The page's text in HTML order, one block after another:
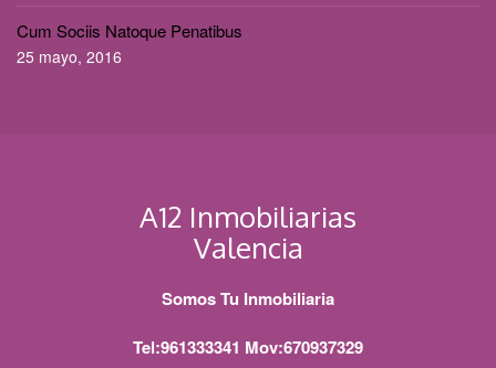
Cum Sociis Natoque Penatibus
25 mayo, 2016
A12 Inmobiliarias
Valencia
Somos Tu Inmobiliaria
Tel:961333341 Mov:670937329